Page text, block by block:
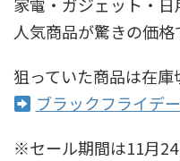
人気商品が驚きの価格
狙っていた商品は在庫
ブラックフライデ
※セール期間は11月